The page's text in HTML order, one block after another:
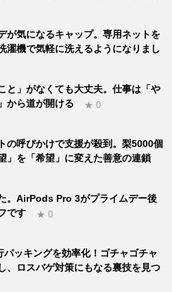
が気になるキャップ。専用ネットを
濯機で気軽に洗えるようになりまし
と」がなくても大丈夫。仕事は「や
から道が開ける
★ 0
の呼びかけで支援が殺到。梨5000個
」を「希望」に変えた善意の連鎖
。AirPods Pro 3がプライムデー後
です
★ 0
パッキングを効率化！ゴチャゴチャ
、ロスバゲ対策にもなる裏技を見つ